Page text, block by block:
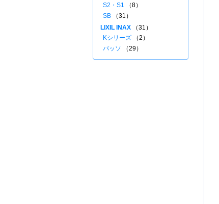
S2・S1 （8）
SB （31）
LIXIL INAX （31）
Kシリーズ （2）
パッソ （29）